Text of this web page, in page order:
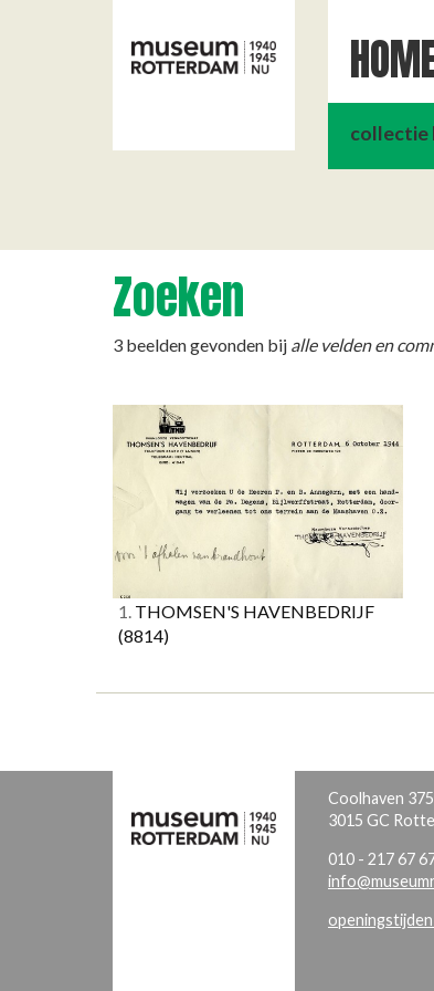
collectie
Zoeken
3 beelden gevonden bij alle velden en
1. THOMSEN'S HAVENBEDRIJF
(8814)
Coolhaven 375
3015 GC
010 - 217 67